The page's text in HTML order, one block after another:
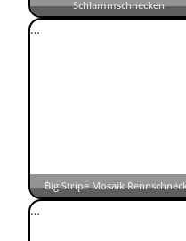
Schlammschnecken
Big Stripe Mosaik
…
…